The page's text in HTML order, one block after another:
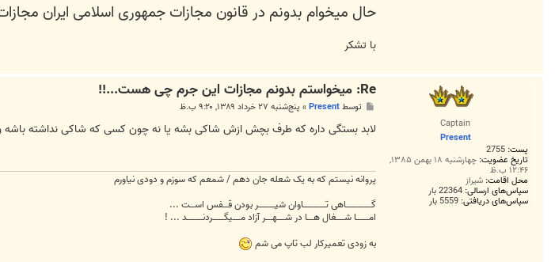
حال میخوام بدونم در قانون مجازات جمهوری اسلامی ایران
با تشکر
Captain
Present
پست: 2755
تاریخ عضویت: چهارشنبه ۱۸ بهمن ۱۳۸۵,
۱۲:۴۶ ب.ظ
محل اقامت: شیراز
سپاس‌های ارسالی: 22364 بار
سپاس‌های دریافتی: 5559 بار
Re: میخواستم بدونم مجازات این جرم چی هست...!!
ت
توسطPresent
» پنج‌شنبه ۲۷ خرداد ۱۳۸۹, ۹:۲۰ ب.ظ
لابد بستگی داره که طرف بچش ازش شاکی بشه یا نه چون کسی که شاکی نداشته باشه
پروانه نیستم که به یک شعله جان دهم / شمعم که سوزم و دودی نیاورم
گــــــــــــــــاهی تــــــــــــــاوان شیــــــــــر بودن قـــفس اســـت ...
امــــــــا شـــــغال هــــا در شـــــهــــر آزاد مـــــیگـــــــردنــــــــــد ... !
به زودی تعمیرکار لب تاپ می شم